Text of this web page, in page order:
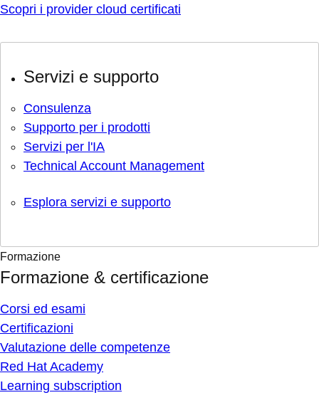
Scopri i provider cloud certificati
Servizi e supporto
Consulenza
Supporto per i prodotti
Servizi per l'IA
Technical Account Management
Esplora servizi e supporto
Formazione
Formazione & certificazione
Corsi ed esami
Certificazioni
Valutazione delle competenze
Red Hat Academy
Learning subscription